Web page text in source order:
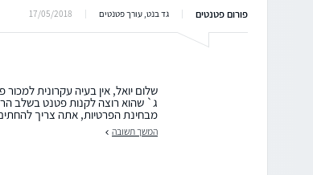
פורום פטנטים גד בנט, עורך פטנטים 17/05/2018
שלום יואל, אין בעיה עקרונית
ג` שהוא רוצה לקנות פטנט בשלב
מבחינת הפרטיות, אתה צריך
המשך תשובה